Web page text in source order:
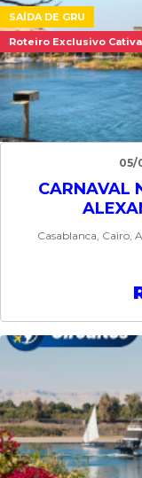
SAÍDA DE GRU
Roteiro Exclusivo Cativa
05/
CARNAVAL
Casablanca, Cairo,